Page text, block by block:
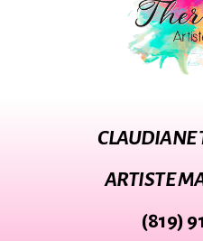
CLAUDIANE
ARTISTE
(819)